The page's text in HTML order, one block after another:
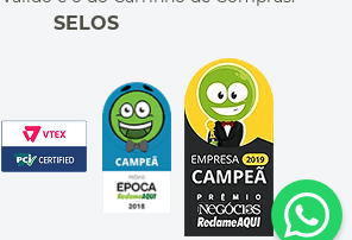
SELOS